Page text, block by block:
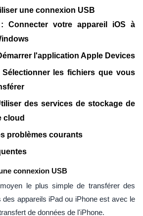
une connexion USB
Connecter votre appareil iOS à
l'application Apple Devices
les fichiers que vous
des services de stockage de
cloud
problèmes courants
connexion USB
le plus simple de transférer des
appareils iPad ou iPhone est avec le
de données de l'iPhone.